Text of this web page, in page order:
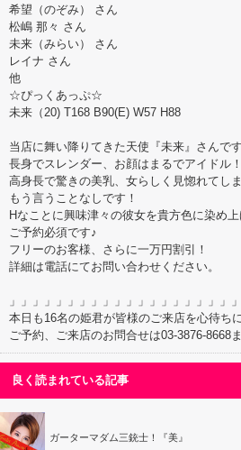
希望（のぞみ） さん
松嶋 那々 さん
未来（みらい） さん
レイナ さん
他
☆ぴっくあっぷ☆
未来（20) T168 B90(E) W57 H88
当店に舞い降りてきた天使『未来』さんです
長身でスレンダー、お顔はまるでアイドル
高身長で驚きの美乳、女らしく見惚れてし
もう言うことなしです！
Hなことに興味津々の彼女を貴方色に染め
ご予約必須です♪
フリーのお客様、さらに一万円割引！
詳細は電話にてお問い合わせください。
」」」」」」」」」」」」」」」」」」」
本日も16名の姫君が皆様のご来店を心待ち
ご予約、ご来店のお問合せは03-3876-8668
良く読まれている記事
ガーターマダム三銃士！『美』